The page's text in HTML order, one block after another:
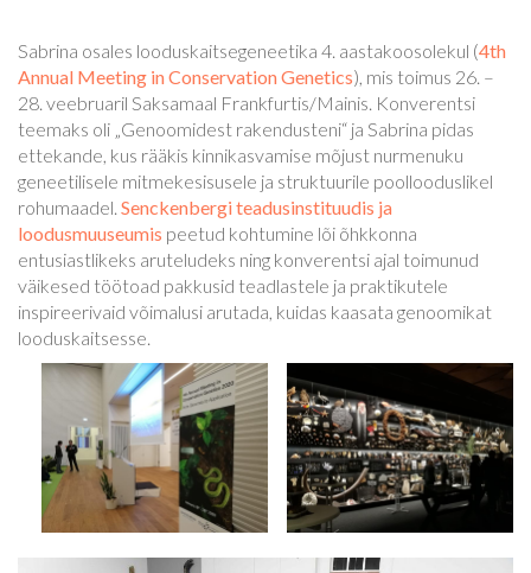
Sabrina osales looduskaitsegeneetika 4. aastakoosolekul (4th
Annual Meeting in Conservation Genetics), mis toimus 26. –
28. veebruaril Saksamaal Frankfurtis/Mainis. Konverentsi
teemaks oli „Genoomidest rakendusteni“ ja Sabrina pidas
ettekande, kus rääkis kinnikasvamise mõjust nurmenuku
geneetilisele mitmekesisusele ja struktuurile poollooduslikel
rohumaadel. Senckenbergi teadusinstituudis ja
loodusmuuseumis peetud kohtumine lõi õhkkonna
entusiastlikeks aruteludeks ning konverentsi ajal toimunud
väikesed töötoad pakkusid teadlastele ja praktikutele
inspireerivaid võimalusi arutada, kuidas kaasata genoomikat
looduskaitsesse.